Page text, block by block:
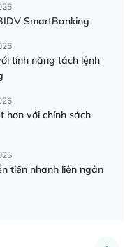
SmartBanking
tính năng tách lệnh
hơn với chính sách
tiền nhanh liên ngân